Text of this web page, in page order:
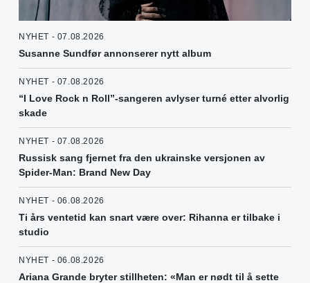
NYHET - 07.08.2026
Susanne Sundfør annonserer nytt album
NYHET - 07.08.2026
“I Love Rock n Roll”-sangeren avlyser turné etter alvorlig
skade
NYHET - 07.08.2026
Russisk sang fjernet fra den ukrainske versjonen av
Spider-Man: Brand New Day
NYHET - 06.08.2026
Ti års ventetid kan snart være over: Rihanna er tilbake i
studio
NYHET - 06.08.2026
Ariana Grande bryter stillheten: «Man er nødt til å sette